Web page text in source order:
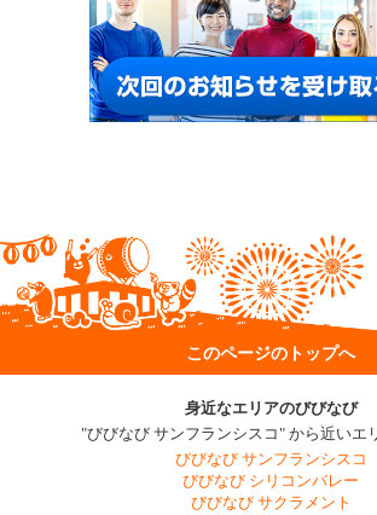
このページのトップへ
身近なエリアのびびなび
"びびなび サンフランシスコ" から近いエ
びびなび サンフランシスコ
びびなび シリコンバレー
びびなび サクラメント